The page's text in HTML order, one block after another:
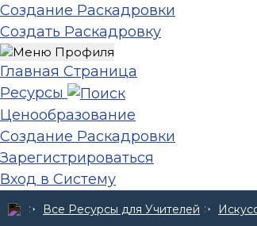
Создание Раскадровки
Создать Раскадровку
Главная Страница
Ресурсы
Ценообразование
Создание Раскадровки
Зарегистрироваться
Вход в Систему
Все Ресурсы для Учителей